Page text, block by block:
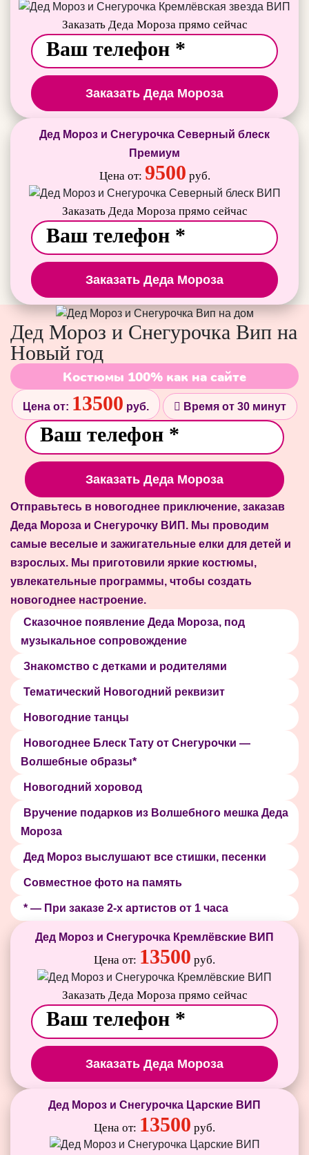
Заказать Деда Мороза прямо сейчас
Заказать Деда Мороза
Дед Мороз и Снегурочка Северный блеск
Премиум
Цена от: 9500 руб.
Заказать Деда Мороза прямо сейчас
Заказать Деда Мороза
Дед Мороз и Снегурочка Вип на
Новый год
Костюмы 100% как на сайте
Цена от: 13500 руб. Время от 30 минут
Заказать Деда Мороза
Отправьтесь в новогоднее приключение, заказав
Деда Мороза и Снегурочку ВИП. Мы проводим
самые веселые и зажигательные елки для детей и
взрослых. Мы приготовили яркие костюмы,
увлекательные программы, чтобы создать
новогоднее настроение.
Сказочное появление Деда Мороза, под
музыкальное сопровождение
Знакомство с детками и родителями
Тематический Новогодний реквизит
Новогодние танцы
Новогоднее Блеск Тату от Снегурочки —
Волшебные образы*
Новогодний хоровод
Вручение подарков из Волшебного мешка Деда
Мороза
Дед Мороз выслушают все стишки, песенки
Совместное фото на память
* — При заказе 2-х артистов от 1 часа
Дед Мороз и Снегурочка Кремлёвские ВИП
Цена от: 13500 руб.
Заказать Деда Мороза прямо сейчас
Заказать Деда Мороза
Дед Мороз и Снегурочка Царские ВИП
Цена от: 13500 руб.